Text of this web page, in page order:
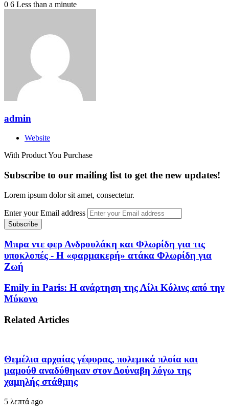
0 6 Less than a minute
admin
Website
With Product You Purchase
Subscribe to our mailing list to get the new updates!
Lorem ipsum dolor sit amet, consectetur.
Enter your Email address
Μπρα ντε φερ Ανδρουλάκη και Φλωρίδη για τις
υποκλοπές - Η «φαρμακερή» ατάκα Φλωρίδη για
Ζωή
Emily in Paris: Η ανάρτηση της Λίλι Κόλινς από την
Μύκονο
Related Articles
Θεμέλια αρχαίας γέφυρας, πολεμικά πλοία και
μαμούθ αναδύθηκαν στον Δούναβη λόγω της
χαμηλής στάθμης
5 λεπτά ago